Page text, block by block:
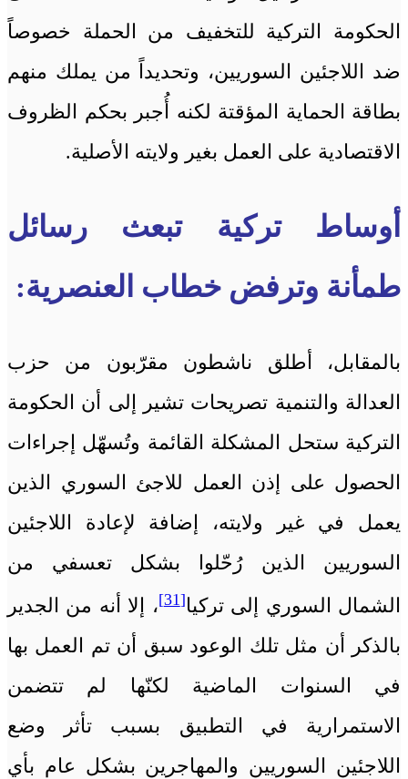
الحكومة التركية للتخفيف من الحملة خصوصاً
ضد اللاجئين السوريين، وتحديداً من يملك منهم
بطاقة الحماية المؤقتة لكنه أُجبر بحكم الظروف
الاقتصادية على العمل بغير ولايته الأصلية.
أوساط تركية تبعث رسائل
طمأنة وترفض خطاب العنصرية:
بالمقابل، أطلق ناشطون مقرّبون من حزب
العدالة والتنمية تصريحات تشير إلى أن الحكومة
التركية ستحل المشكلة القائمة وتُسهّل إجراءات
الحصول على إذن العمل للاجئ السوري الذين
يعمل في غير ولايته، إضافة لإعادة اللاجئين
السوريين الذين رُحّلوا بشكل تعسفي من
الشمال السوري إلى تركيا[31]
، إلا أنه من الجدير
بالذكر أن مثل تلك الوعود سبق أن تم العمل بها
في السنوات الماضية لكنّها لم تتضمن
الاستمرارية في التطبيق بسبب تأثر وضع
اللاجئين السوريين والمهاجرين بشكل عام بأي